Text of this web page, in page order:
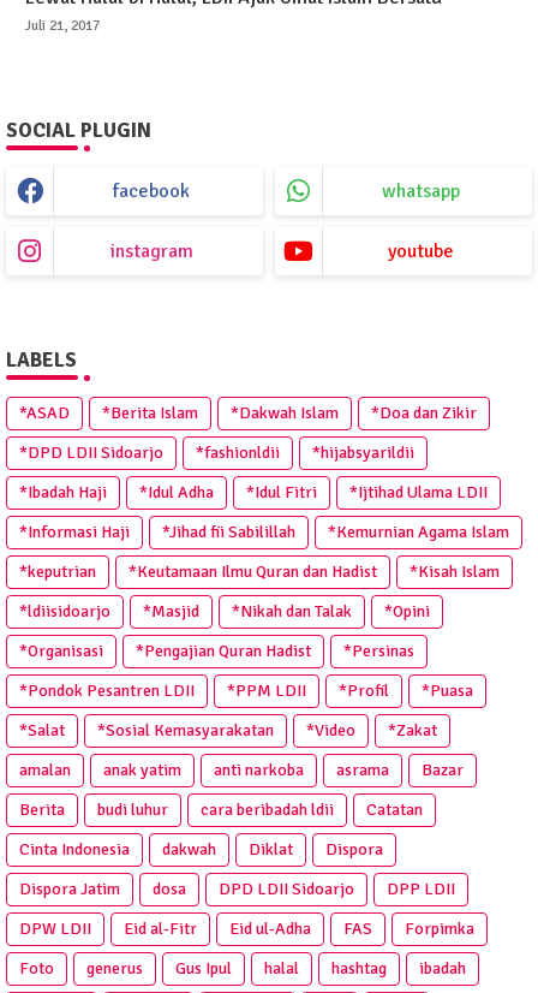
Juli 21, 2017
SOCIAL PLUGIN
facebook whatsapp
instagram youtube
LABELS
*ASAD *Berita Islam *Dakwah Islam
*Doa dan Zikir
*DPD LDII Sidoarjo
*fashionldii
*hijabsyarildii
*Ibadah Haji
*Idul Adha *Idul Fitri
*Ijtihad Ulama LDII
*Informasi Haji
*Jihad fii Sabilillah
*Kemurnian Agama Islam
*keputrian
*Keutamaan Ilmu Quran dan Hadist
*Kisah Islam
*ldiisidoarjo
*Masjid *Nikah dan Talak
*Opini
*Organisasi
*Pengajian Quran Hadist
*Persinas
*Pondok Pesantren LDII
*PPM LDII *Profil
*Puasa
*Salat
*Sosial Kemasyarakatan *Video
*Zakat
amalan
anak yatim anti narkoba asrama
Bazar
Berita
budi luhur cara beribadah ldii
Catatan
Cinta Indonesia
dakwah Diklat
Dispora
Dispora Jatim
dosa DPD LDII Sidoarjo
DPP LDII
DPW LDII
Eid al-Fitr Eid ul-Adha FAS
Forpimka
Foto
generus Gus Ipul halal hashtag
ibadah